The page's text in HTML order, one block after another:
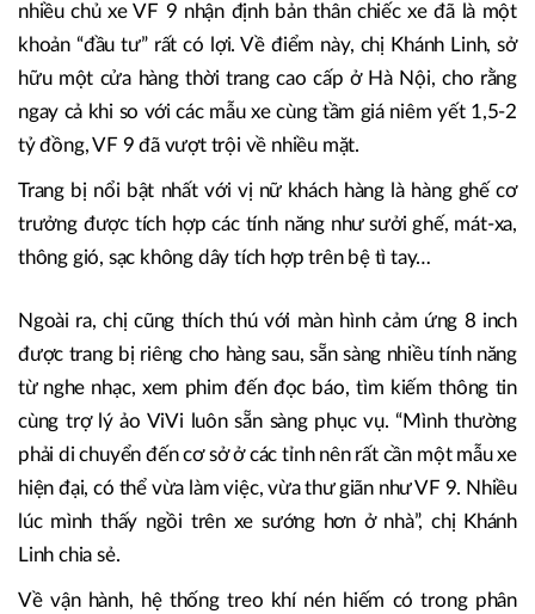
nhiều chủ xe VF 9 nhận định bản thân chiếc xe đã là một
khoản “đầu tư” rất có lợi. Về điểm này, chị Khánh Linh, sở
hữu một cửa hàng thời trang cao cấp ở Hà Nội, cho rằng
ngay cả khi so với các mẫu xe cùng tầm giá niêm yết 1,5-2
tỷ đồng, VF 9 đã vượt trội về nhiều mặt.
Trang bị nổi bật nhất với vị nữ khách hàng là hàng ghế cơ
trưởng được tích hợp các tính năng như sưởi ghế, mát-xa,
thông gió, sạc không dây tích hợp trên bệ tì tay…
Ngoài ra, chị cũng thích thú với màn hình cảm ứng 8 inch
được trang bị riêng cho hàng sau, sẵn sàng nhiều tính năng
từ nghe nhạc, xem phim đến đọc báo, tìm kiếm thông tin
cùng trợ lý ảo ViVi luôn sẵn sàng phục vụ. “Mình thường
phải di chuyển đến cơ sở ở các tỉnh nên rất cần một mẫu xe
hiện đại, có thể vừa làm việc, vừa thư giãn như VF 9. Nhiều
lúc mình thấy ngồi trên xe sướng hơn ở nhà”, chị Khánh
Linh chia sẻ.
Về vận hành, hệ thống treo khí nén hiếm có trong phân